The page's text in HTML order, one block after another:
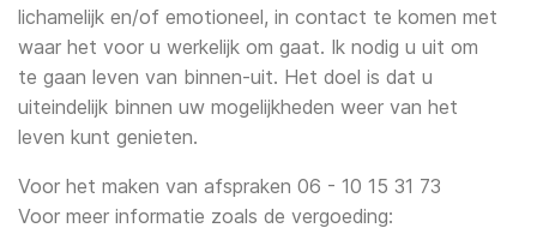
lichamelijk en/of emotioneel, in contact te komen met
waar het voor u werkelijk om gaat. Ik nodig u uit om
te gaan leven van binnen-uit. Het doel is dat u
uiteindelijk binnen uw mogelijkheden weer van het
leven kunt genieten.
Voor het maken van afspraken 06 - 10 15 31 73
Voor meer informatie zoals de vergoeding: